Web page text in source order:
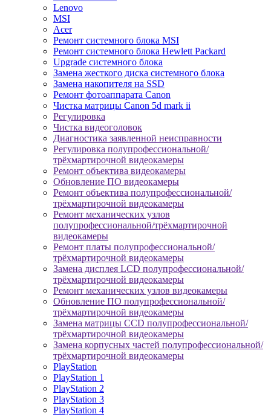
Lenovo
MSI
Acer
Ремонт системного блока MSI
Ремонт системного блока Hewlett Packard
Upgrade системного блока
Замена жесткого диска системного блока
Замена накопителя на SSD
Ремонт фотоаппарата Canon
Чистка матрицы Canon 5d mark ii
Регулировка
Чистка видеоголовок
Диагностика заявленной неисправности
Регулировка полупрофессиональной/
трёхмартирочной видеокамеры
Ремонт объектива видеокамеры
Обновление ПО видеокамеры
Ремонт объектива полупрофессиональной/
трёхмартирочной видеокамеры
Ремонт механических узлов
полупрофессиональной/трёхмартирочной
видеокамеры
Ремонт платы полупрофессиональной/
трёхмартирочной видеокамеры
Замена дисплея LCD полупрофессиональной/
трёхмартирочной видеокамеры
Ремонт механических узлов видеокамеры
Обновление ПО полупрофессиональной/
трёхмартирочной видеокамеры
Замена матрицы CCD полупрофессиональной/
трёхмартирочной видеокамеры
Замена корпусных частей полупрофессиональной/
трёхмартирочной видеокамеры
PlayStation
PlayStation 1
PlayStation 2
PlayStation 3
PlayStation 4